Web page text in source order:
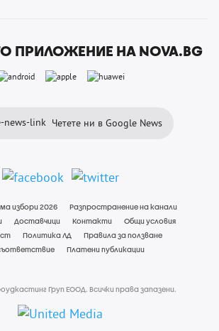
ПРИЛОЖЕНИЕ НА NOVA.BG
Четете ни в Google News
избори 2026
Разпространение на канали
Доставчици Контакти
Общи условия
Политика ЛД
Правила за ползване
Платени публикации
Груп ЕООД. Всички права запазени.